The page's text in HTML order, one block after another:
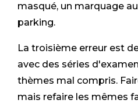
masqué, un marquage
parking.
La troisième erreur est
avec des séries
thèmes mal compris.
mais refaire les mêmes